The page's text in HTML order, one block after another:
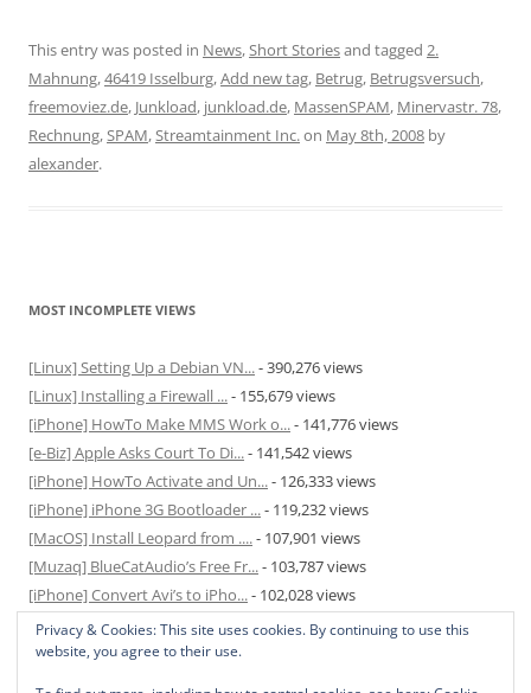
This entry was posted in News,Short Storiesand tagged 2.
Mahnung,46419 Isselburg,Add new tag, Betrug, Betrugsversuch,
freemoviez.de, Junkload, junkload.de, MassenSPAM, Minervastr. 78,
Rechnung,SPAM,Streamtainment Inc.on May 8th, 2008 by
alexander.
MOST INCOMPLETE VIEWS
[Linux] Setting Up a Debian VN...- 390,276 views
[Linux] Installing a Firewall ...- 155,679 views
[iPhone] HowTo Make MMS Work o...- 141,776 views
[e-Biz] Apple Asks Court To Di...- 141,542 views
[iPhone] HowTo Activate and Un...- 126,333 views
[iPhone] iPhone 3G Bootloader ...- 119,232 views
[MacOS] Install Leopard from ....- 107,901 views
[Muzaq] BlueCatAudio’s Free Fr...- 103,787 views
[iPhone] Convert Avi’s to iPho...- 102,028 views
[MacOS] Enable and Disable Hib...- 81,825 views
Privacy & Cookies: This site uses cookies. By continuing to use this
website, you agree to their use.